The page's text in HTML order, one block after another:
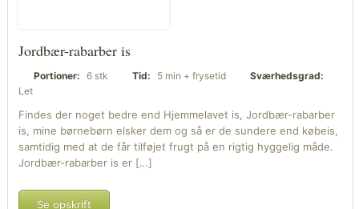
Jordbær-rabarber is
Portioner: 6 stk Tid: 5 min + frysetid
Sværhedsgrad:
Let
Findes der noget bedre end Hjemmelavet is, Jordbær-rabarber
is, mine børnebørn elsker dem og så er de sundere end købeis,
samtidig med at de får tilføjet frugt på en rigtig hyggelig måde.
Jordbær-rabarber is er […]
Se opskrift